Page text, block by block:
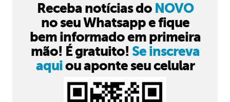
Receba notícias do NOVO
no seu Whatsapp e fique
bem informado em primeira
mão! É gratuito! Se inscreva
aquiou aponte seu celular